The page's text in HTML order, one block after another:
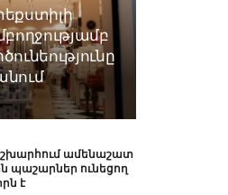
ամենաշատ
պաշարներ ունեցող
է